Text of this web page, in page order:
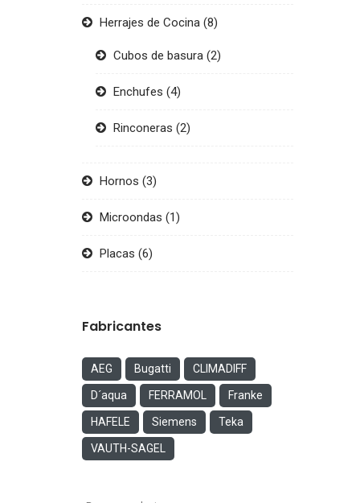
Herrajes de Cocina (8)
Cubos de basura (2)
Enchufes (4)
Rinconeras (2)
Hornos (3)
Microondas (1)
Placas (6)
Fabricantes
AEG Bugatti CLIMADIFF
D´aqua FERRAMOL Franke
HAFELE Siemens Teka
VAUTH-SAGEL